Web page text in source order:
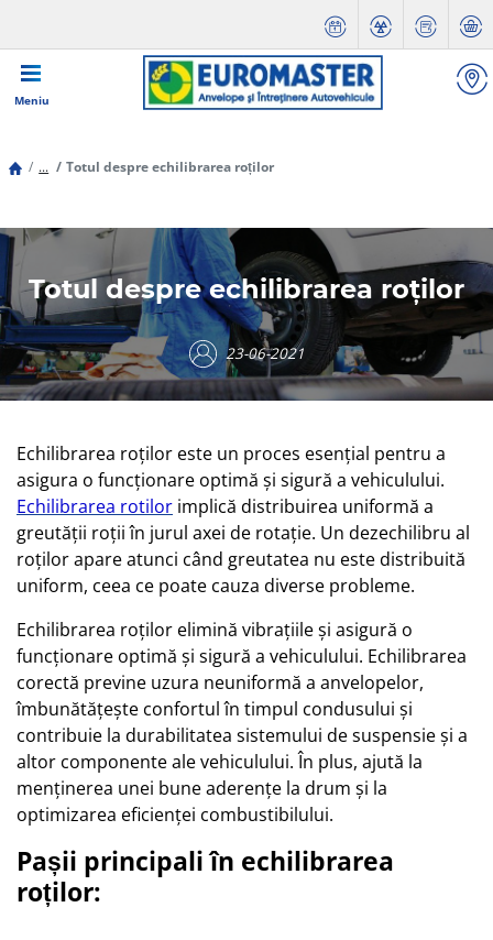
Meniu
... Totul despre echilibrarea roților
Totul despre echilibrarea roților
23-06-2021
Echilibrarea roților este un proces esențial pentru a
asigura o funcționare optimă și sigură a vehiculului.
Echilibrarea rotilor implică distribuirea uniformă a
greutății roții în jurul axei de rotație. Un dezechilibru al
roților apare atunci când greutatea nu este distribuită
uniform, ceea ce poate cauza diverse probleme.
Echilibrarea roților elimină vibrațiile și asigură o
funcționare optimă și sigură a vehiculului. Echilibrarea
corectă previne uzura neuniformă a anvelopelor,
îmbunătățește confortul în timpul condusului și
contribuie la durabilitatea sistemului de suspensie și a
altor componente ale vehiculului. În plus, ajută la
menținerea unei bune aderențe la drum și la
optimizarea eficienței combustibilului.
Pașii principali în echilibrarea
roților: